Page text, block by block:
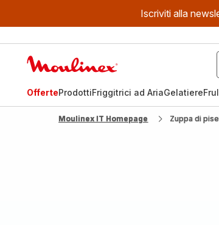
Iscriviti alla
OfferteProdottiFriggitrici ad AriaGelatiere
Moulinex IT Homepage Zuppa di